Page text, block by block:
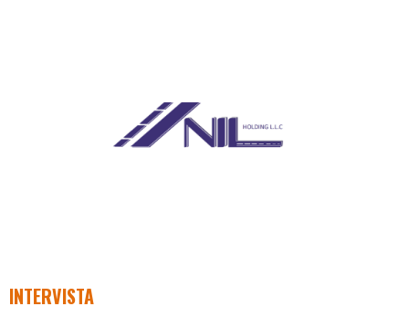
INTERVISTA